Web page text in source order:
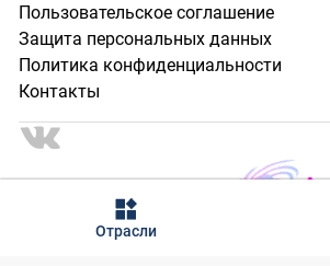
Отрасли
Пользовательское соглашение
Защита персональных данных
Политика конфиденциальности
Контакты
2024 - 2025 © Сделано в Тольятти. Все